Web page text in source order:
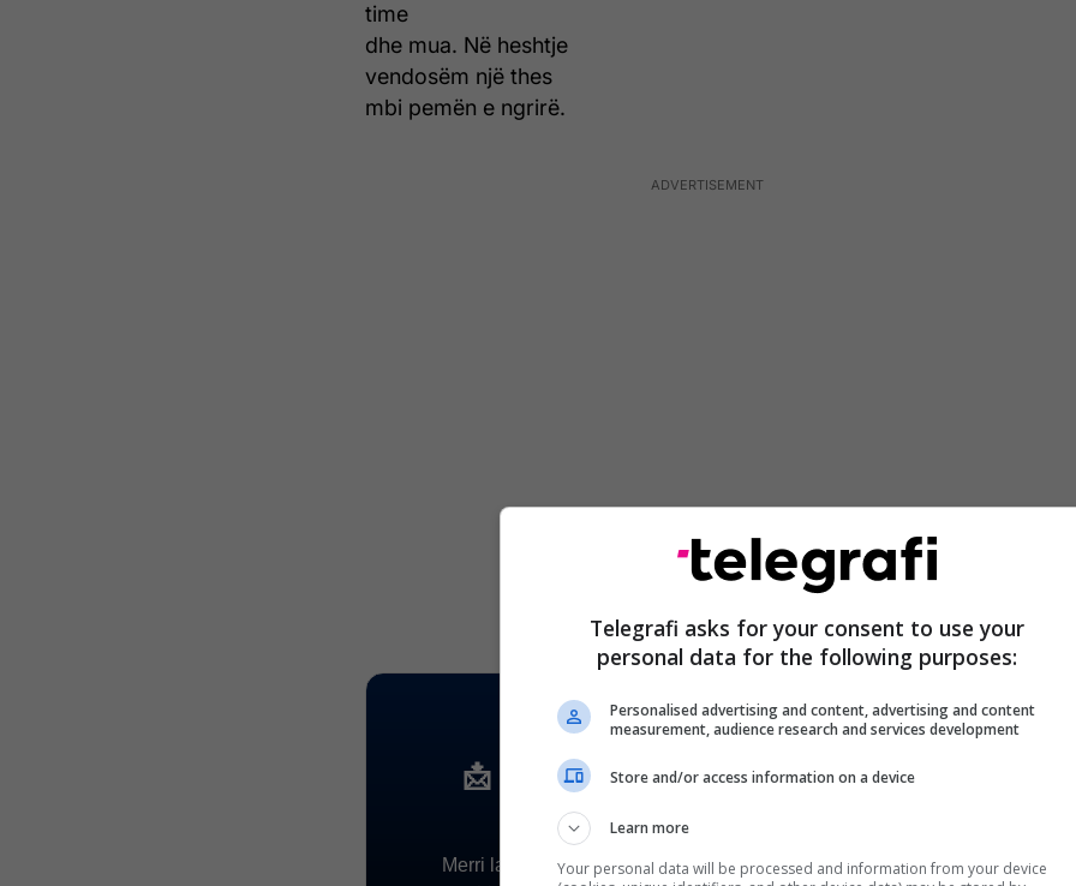
time
dhe mua. Në heshtje
vendosëm një thes
mbi pemën e ngrirë.
Telegrafi asks for your consent to use your
personal data for the following purposes:
Personalised advertising and content, advertising and content
measurement, audience research and services development
Store and/or access information on a device
Learn more
Your personal data will be processed and information from your device